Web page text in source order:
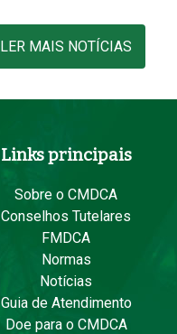
LER MAIS NOTÍCIAS
Links principais
Sobre o CMDCA
Conselhos Tutelares
FMDCA
Normas
Notícias
Guia de Atendimento
Doe para o CMDCA